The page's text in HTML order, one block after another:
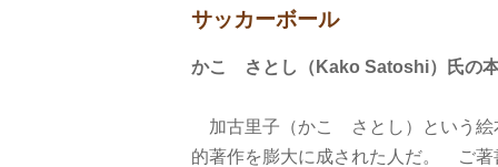
サッカーボール
かこ さとし（Kako Satoshi）氏の
加古里子（かこ さとし）という絵
的著作を膨大に成された人だ。 ご著